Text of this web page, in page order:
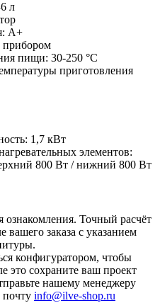
л
A+
прибором
пищи: 30-250 °C
приготовления
1,7 кВт
элементов:
800 Вт / нижний 800 Вт
ознакомления. Точный расчёт
заказа с указанием
конфигуратором, чтобы
это сохраните ваш проект
нашему менеджеру
почту info@ilve-shop.ru